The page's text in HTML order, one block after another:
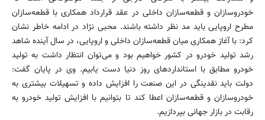
خودروسازان و قطعه‌سازان داخلی در عقد قرارداد همکاری با قطعه‌سازان
مطرح اروپایی باید مد نظر داشته باشند. محبی نژاد در ادامه خاطر نشان
کرد: با آغاز همکاری میان قطعه‌سازان داخلی و اروپایی، در سال آینده شاهد
رشد تولید خودرو در کشور خواهیم بود و می‌توان انتظار داشت به تولید
خودرو مطابق با استانداردهای روز دنیا دست یابیم. وی در پایان گفت:
دولت باید نقدینگی در این صنعت را افزایش داده و تسهیلات بیشتری به
خودروسازان و قطعه‌سازان اعطا کند تا بتوانیم با افزایش تولید خودرو به
رقابت در بازار جهانی بپردازیم.